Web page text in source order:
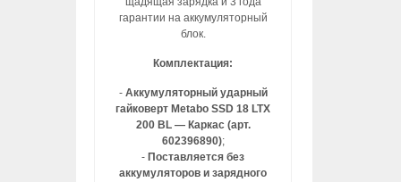
гарантии на аккумуляторный
блок.
Комплектация:
- Аккумуляторный ударный
гайковерт Metabo SSD 18 LTX
200 BL — Каркас (арт.
602396890);
- Поставляется без
аккумуляторов и зарядного